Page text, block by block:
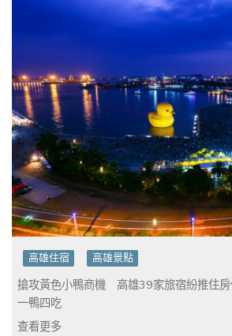
高雄住宿 高雄景點
搶攻黃色小鴨商機 高雄39家旅宿紛推住房
一鴨四吃
查看更多